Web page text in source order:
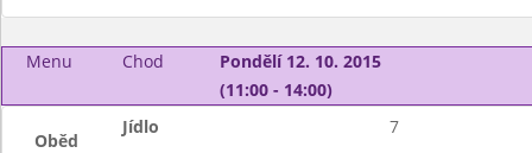
Menu Chod
Pondělí 12. 10. 2015
(11:00 - 14:00)
Oběd
Jídlo 7